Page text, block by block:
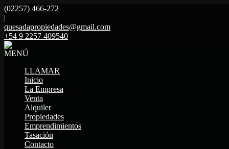
(02257) 466-272
|
quesadapropiedades@gmail.com
+54 9 2257 409540
MENÚ
LLAMAR
Inicio
La Empresa
Venta
Alquiler
Propiedades
Emprendimientos
Tasación
Contacto